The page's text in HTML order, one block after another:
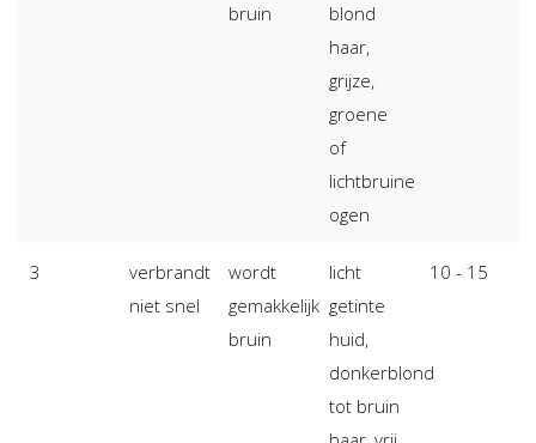
bruin
blond
haar,
grijze,
groene
of
lichtbruine
ogen
3
verbrandt
niet snel
wordt
gemakkelijk
bruin
licht
getinte
huid,
donkerblond
tot bruin
10 - 15